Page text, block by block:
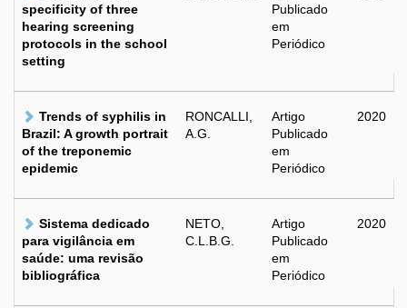
specificity of three
hearing screening
protocols in the school
setting
Publicado
em
Periódico
Trends of syphilis in
Brazil: A growth portrait
of the treponemic
epidemic
RONCALLI,
A.G.
Artigo
Publicado
em
Periódico
2020
Sistema dedicado
para vigilância em
saúde: uma revisão
bibliográfica
NETO,
C.L.B.G.
Artigo
Publicado
em
Periódico
2020